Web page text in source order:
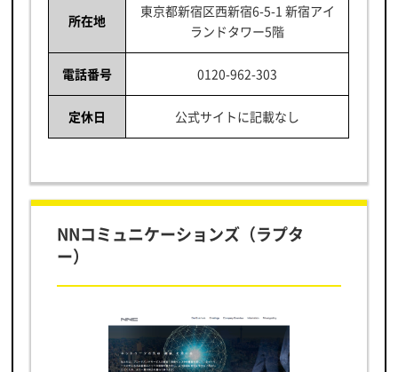
所在地
東京都新宿区西新宿6-5-1 新宿アイ
ランドタワー5階
電話番号 0120-962-303
定休日 公式サイトに記載なし
NNコミュニケーションズ（ラプタ
ー）